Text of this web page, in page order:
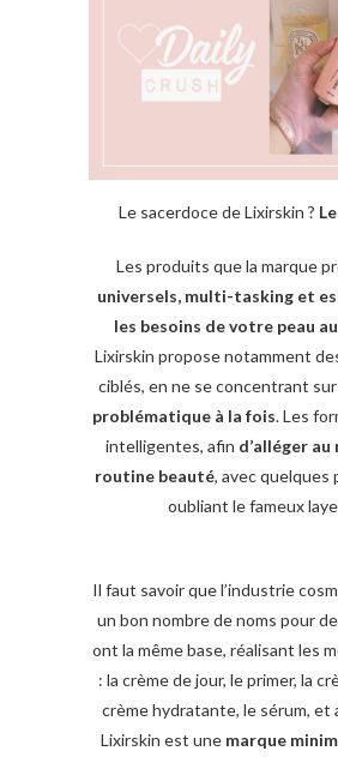
Le sacerdoce de Lixirskin ?
Les produits que la marque
universels, multi-tasking et
les besoins de votre peau
Lixirskin propose notamment
ciblés, en ne se concentrant sur
problématique à la fois. Les
intelligentes, afin d’alléger au
routine beauté, avec quelques
oubliant le fameux
Il faut savoir que l’industrie
un bon nombre de noms pour
ont la même base, réalisant les
: la crème de jour, le primer, la
crème hydratante, le sérum, et
Lixirskin est une marque